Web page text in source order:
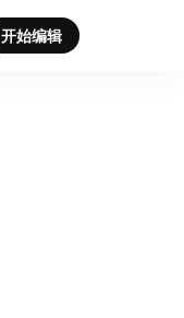
开始编辑